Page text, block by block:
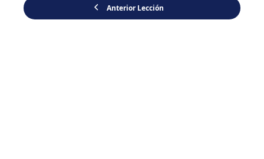
Anterior Lección